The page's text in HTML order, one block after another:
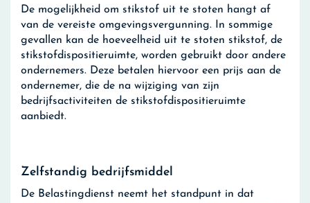
De mogelijkheid om stikstof uit te stoten hangt af
van de vereiste omgevingsvergunning. In sommige
gevallen kan de hoeveelheid uit te stoten stikstof, de
stikstofdispositieruimte, worden gebruikt door andere
ondernemers. Deze betalen hiervoor een prijs aan de
ondernemer, die de na wijziging van zijn
bedrijfsactiviteiten de stikstofdispositieruimte
aanbiedt.
Zelfstandig bedrijfsmiddel
De Belastingdienst neemt het standpunt in dat